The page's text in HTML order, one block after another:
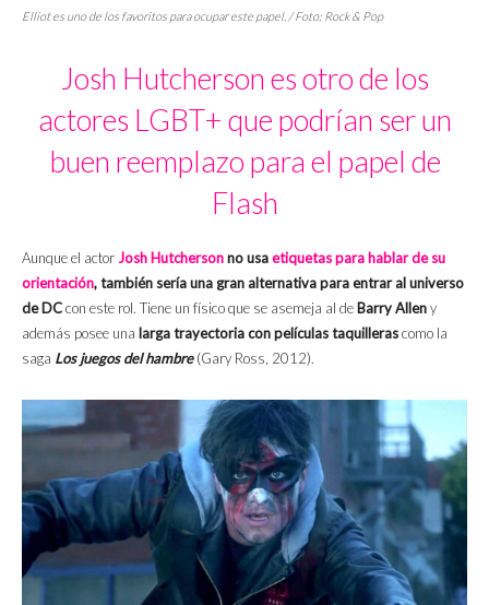
Elliot es uno de los favoritos para ocupar este papel. / Foto: Rock & Pop
Josh Hutcherson es otro de los
actores LGBT+ que podrían ser un
buen reemplazo para el papel de
Flash
Aunque el actor Josh Hutchersonno usaetiquetas para hablar de su
orientación, también sería una gran alternativa para entrar al universo
de DCcon este rol. Tiene un físico que se asemeja al de Barry Alleny
además posee una larga trayectoria con películas taquillerascomo la
saga Los juegos del hambre(Gary Ross, 2012).